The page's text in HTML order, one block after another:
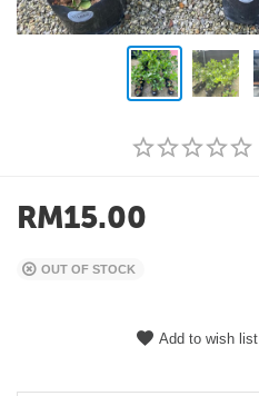
RM15.00
OUT OF STOCK
Add to wish list